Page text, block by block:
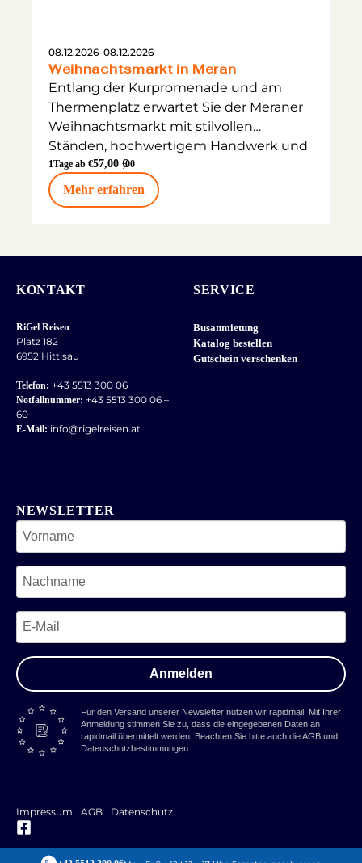
08.12.2026–08.12.2026
Weihnachtsmarkt in Meran
Entlang der Kurpromenade und am
Thermenplatz erwartet Sie der Meraner
Weihnachtsmarkt mit stilvollen
Ständen, hochwertigem Handwerk und
kulinarischen Köstlichkeiten aus der
Region. Die Kombination aus
mediterranem Flair und alpiner
1Tage ab €57,00 €,00
Mehr erfahren
KONTAKT
RiGel Reisen
Platz 182
6952 Hittisau
Telefon: +43 5513 300 06
Notfallnummer: +43 5513 300 06 –
60
E-Mail: info@rigelreisen.at
SERVICE
Busanmietung
Katalog bestellen
Gutschein verschenken
NEWSLETTER
Anmelden
Für den Versand unserer Newsletter nutzen wir rapidmail. Mit Ihrer
Anmeldung stimmen Sie zu, dass die eingegebenen Daten an
rapidmail übermittelt werden. Beachten Sie bitte auch die AGB und
Datenschutzbestimmungen.
Impressum AGB Datenschutz